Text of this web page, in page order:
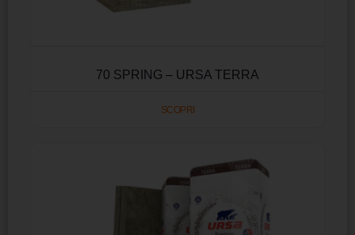
70 SPRING – URSA TERRA
SCOPRI